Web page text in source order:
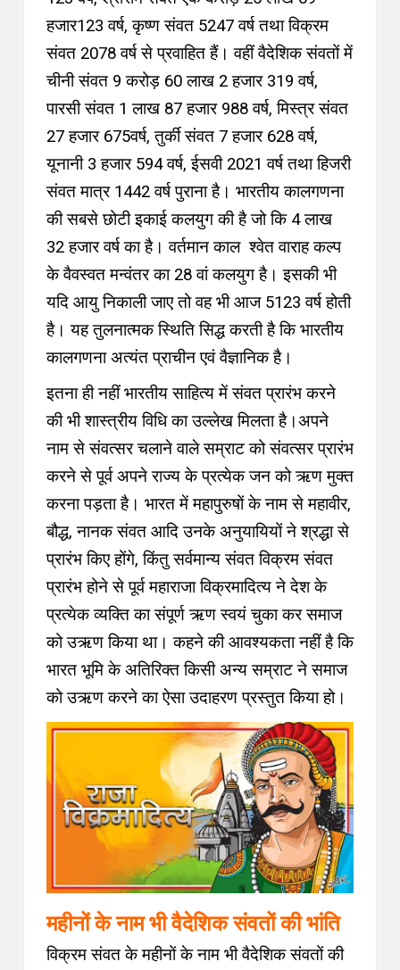
हजार123 वर्ष, कृष्ण संवत 5247 वर्ष तथा विक्रम
संवत 2078 वर्ष से प्रवाहित हैं। वहीं वैदेशिक संवतों में
चीनी संवत 9 करोड़ 60 लाख 2 हजार 319 वर्ष,
पारसी संवत 1 लाख 87 हजार 988 वर्ष, मिस्त्र संवत
27 हजार 675वर्ष, तुर्की संवत 7 हजार 628 वर्ष,
यूनानी 3 हजार 594 वर्ष, ईसवी 2021 वर्ष तथा हिजरी
संवत मात्र 1442 वर्ष पुराना है। भारतीय कालगणना
की सबसे छोटी इकाई कलयुग की है जो कि 4 लाख
32 हजार वर्ष का है। वर्तमान काल श्वेत वाराह कल्प
के वैवस्वत मन्वंतर का 28 वां कलयुग है। इसकी भी
यदि आयु निकाली जाए तो वह भी आज 5123 वर्ष होती
है। यह तुलनात्मक स्थिति सिद्ध करती है कि भारतीय
कालगणना अत्यंत प्राचीन एवं वैज्ञानिक है।
इतना ही नहीं भारतीय साहित्य में संवत प्रारंभ करने
की भी शास्त्रीय विधि का उल्लेख मिलता है।अपने
नाम से संवत्सर चलाने वाले सम्राट को संवत्सर प्रारंभ
करने से पूर्व अपने राज्य के प्रत्येक जन को ऋण मुक्त
करना पड़ता है। भारत में महापुरुषों के नाम से महावीर,
बौद्ध, नानक संवत आदि उनके अनुयायियों ने श्रद्धा से
प्रारंभ किए होंगे, किंतु सर्वमान्य संवत विक्रम संवत
प्रारंभ होने से पूर्व महाराजा विक्रमादित्य ने देश के
प्रत्येक व्यक्ति का संपूर्ण ऋण स्वयं चुका कर समाज
को उऋण किया था। कहने की आवश्यकता नहीं है कि
भारत भूमि के अतिरिक्त किसी अन्य सम्राट ने समाज
को उऋण करने का ऐसा उदाहरण प्रस्तुत किया हो।
महीनों के नाम भी वैदेशिक संवतों की भांति
विक्रम संवत के महीनों के नाम भी वैदेशिक संवतों की